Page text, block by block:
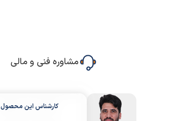
مشاوره فنی و مالی
کارشناس این محصول